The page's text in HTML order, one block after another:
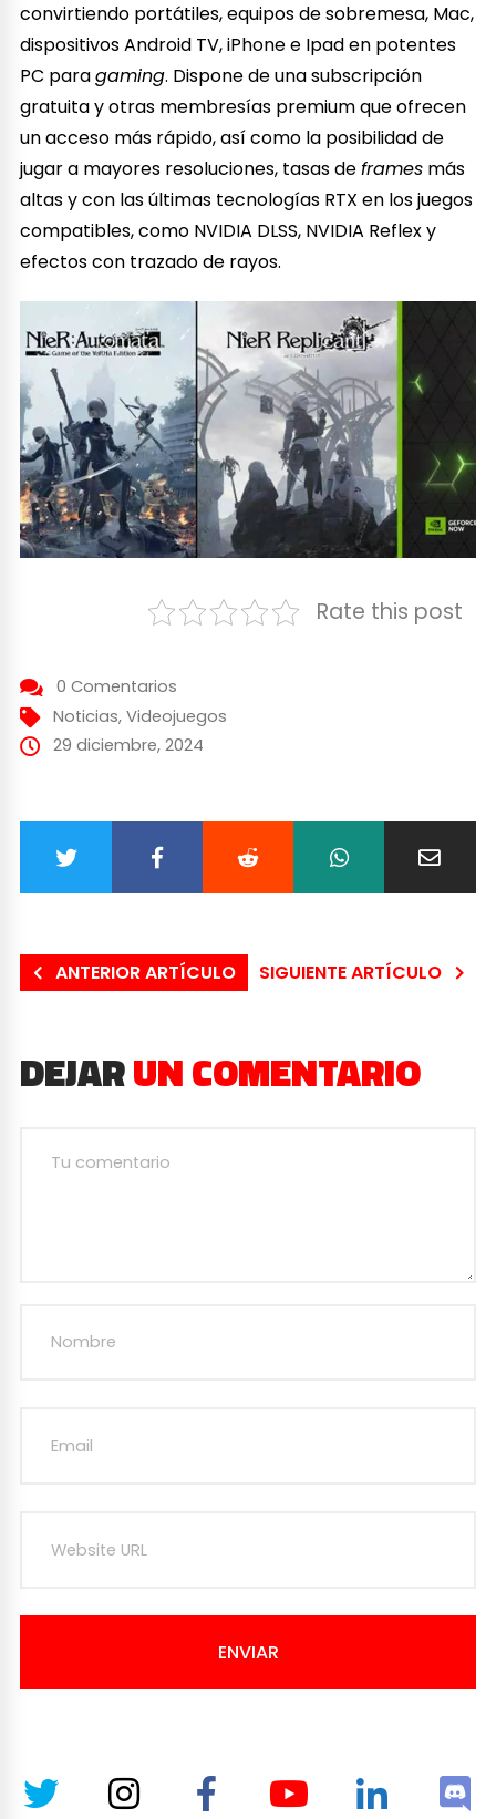
convirtiendo portátiles, equipos de sobremesa, Mac,
dispositivos Android TV, iPhone e Ipad en potentes
PC paragaming. Dispone de una subscripción
gratuita y otras membresías premium que ofrecen
un acceso más rápido, así como la posibilidad de
jugar a mayores resoluciones, tasas deframes más
altas y con las últimas tecnologías RTX en los juegos
compatibles, como NVIDIA DLSS, NVIDIA Reflex y
efectos con trazado de rayos.
Rate this post
0 Comentarios
Noticias, Videojuegos
29 diciembre, 2024
ANTERIOR ARTÍCULO SIGUIENTE ARTÍCULO
DEJARUN COMENTARIO
ENVIAR